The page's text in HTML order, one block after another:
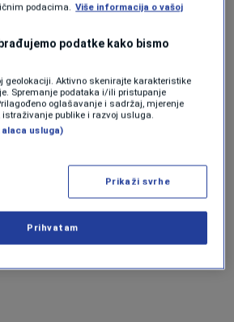
podacima. Više informacija o vašoj
podatke kako bismo
geolokaciji. Aktivno skenirajte karakteristike
Spremanje podataka i/ili pristupanje
oglašavanje i sadržaj, mjerenje
publike i razvoj usluga.
usluga)
Prikaži svrhe
Prihvatam